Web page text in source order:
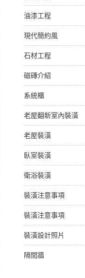
油漆工程
現代簡約風
石材工程
磁磚介紹
系統櫃
老屋翻新室內裝潢
老屋裝潢
臥室裝潢
衛浴裝潢
裝潢注意事項
裝潢注意事項
裝潢設計照片
隔間牆